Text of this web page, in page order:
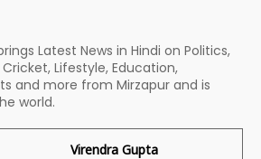
Latest News in Hindi on Politics,
Cricket, Lifestyle, Education,
and more from Mirzapur and is
world.
Virendra Gupta